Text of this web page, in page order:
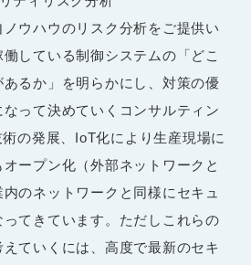
ウハウのリスク分析をご提供い
している制御システムの「どこ
るか」を明らかにし、対策の優
って決めていくコンサルティン
の発展、IoT化により生産現場に
ープン化（外部ネットワークと
のネットワークと同様にセキュ
てきています。ただしこれらの
ていくには、高度で最新のセキ